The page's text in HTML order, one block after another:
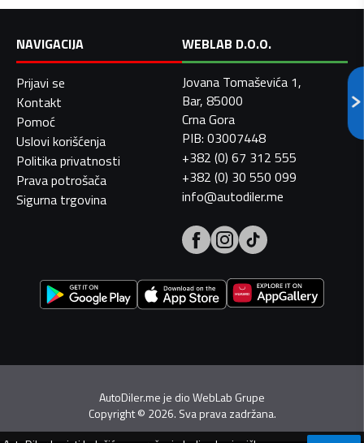
NAVIGACIJA
Prijavi se
Kontakt
Pomoć
Uslovi korišćenja
Politika privatnosti
Prava potrošača
Sigurna trgovina
WEBLAB D.O.O.
Jovana Tomaševića 1,
Bar, 85000
Crna Gora
PIB: 03007448
+382 (0) 67 312 555
+382 (0) 30 550 099
info@autodiler.me
AutoDiler.me je dioWebLab Grupe
Copyright© 2026. Sva prava zadržana.